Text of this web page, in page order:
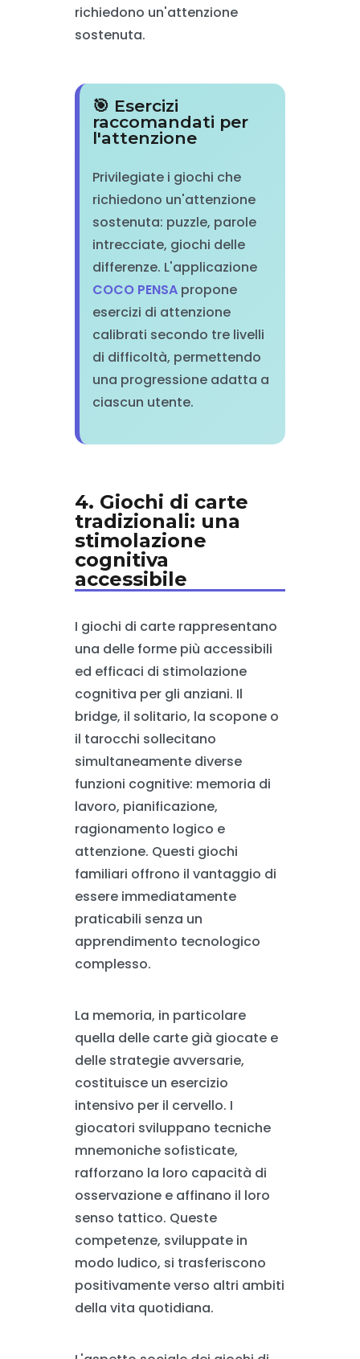
richiedono un'attenzione
sostenuta.
🎯 Esercizi
raccomandati per
l'attenzione
Privilegiate i giochi che
richiedono un'attenzione
sostenuta: puzzle, parole
intrecciate, giochi delle
differenze. L'applicazione
COCO PENSApropone
esercizi di attenzione
calibrati secondo tre livelli
di difficoltà, permettendo
una progressione adatta a
ciascun utente.
4. Giochi di carte
tradizionali: una
stimolazione
cognitiva
accessibile
I giochi di carte rappresentano
una delle forme più accessibili
ed efficaci di stimolazione
cognitiva per gli anziani. Il
bridge, il solitario, la scopone o
il tarocchi sollecitano
simultaneamente diverse
funzioni cognitive: memoria di
lavoro, pianificazione,
ragionamento logico e
attenzione. Questi giochi
familiari offrono il vantaggio di
essere immediatamente
praticabili senza un
apprendimento tecnologico
complesso.
La memoria, in particolare
quella delle carte già giocate e
delle strategie avversarie,
costituisce un esercizio
intensivo per il cervello. I
giocatori sviluppano tecniche
mnemoniche sofisticate,
rafforzano la loro capacità di
osservazione e affinano il loro
senso tattico. Queste
competenze, sviluppate in
modo ludico, si trasferiscono
positivamente verso altri ambiti
della vita quotidiana.